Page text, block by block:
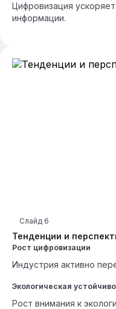
Цифровизация
информации.
Тенденции и
Слайд 6
Рост цифровизации
Индустрия активно
Экологическая
Рост внимания к